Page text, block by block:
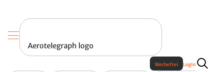
Aerotelegraph logo
Werbefrei Login